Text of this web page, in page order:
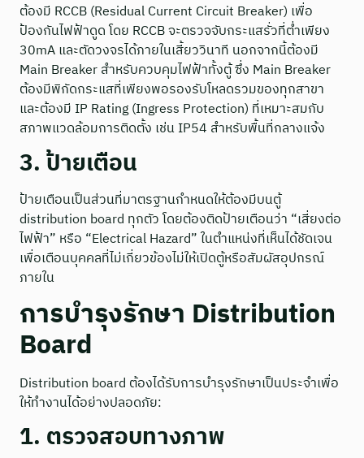
ต้องมี RCCB (Residual Current Circuit Breaker) เพื่อ
ป้องกันไฟฟ้าดูด โดย RCCB จะตรวจจับกระแสรั่วที่ต่ำเพียง
30mA และตัดวงจรได้ภายในเสี้ยววินาที นอกจากนี้ต้องมี
Main Breaker สำหรับควบคุมไฟฟ้าทั้งตู้ ซึ่ง Main Breaker
ต้องมีพิกัดกระแสที่เพียงพอรองรับโหลดรวมของทุกสาขา
และต้องมี IP Rating (Ingress Protection) ที่เหมาะสมกับ
สภาพแวดล้อมการติดตั้ง เช่น IP54 สำหรับพื้นที่กลางแจ้ง
3. ป้ายเตือน
ป้ายเตือนเป็นส่วนที่มาตรฐานกำหนดให้ต้องมีบนตู้
distribution board ทุกตัว โดยต้องติดป้ายเตือนว่า “เสี่ยงต่อ
ไฟฟ้า” หรือ “Electrical Hazard” ในตำแหน่งที่เห็นได้ชัดเจน
เพื่อเตือนบุคคลที่ไม่เกี่ยวข้องไม่ให้เปิดตู้หรือสัมผัสอุปกรณ์
ภายใน
การบำรุงรักษา Distribution
Board
Distribution board ต้องได้รับการบำรุงรักษาเป็นประจำเพื่อ
ให้ทำงานได้อย่างปลอดภัย:
1. ตรวจสอบทางภาพ